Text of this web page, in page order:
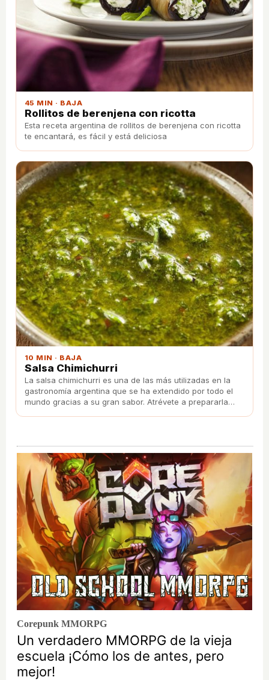
45 MIN · BAJA
Rollitos de berenjena con ricotta
Esta receta argentina de rollitos de berenjena con ricotta
te encantará, es fácil y está deliciosa
10 MIN · BAJA
Salsa Chimichurri
La salsa chimichurri es una de las más utilizadas en la
gastronomía argentina que se ha extendido por todo el
mundo gracias a su gran sabor. Atrévete a prepararla
Corepunk MMORPG
Un verdadero MMORPG de la vieja
escuela ¡Cómo los de antes, pero
mejor!